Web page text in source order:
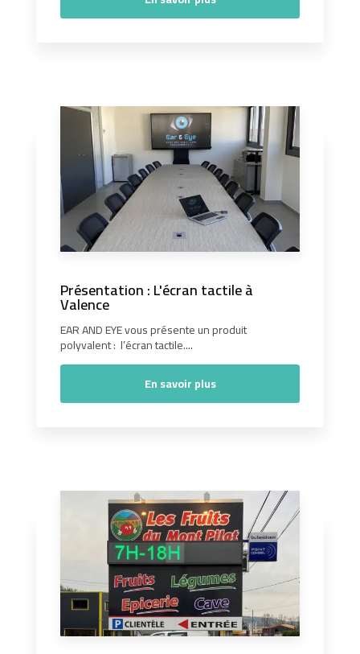
Présentation : L'écran tactile à
Valence
EAR AND EYE vous présente un produit
polyvalent : l’écran tactile....
En savoir plus